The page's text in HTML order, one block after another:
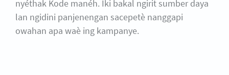
nyéthak Kode manéh. Iki bakal ngirit sumber daya
lan ngidini panjenengan sacepetè nanggapi
owahan apa waè ing kampanye.